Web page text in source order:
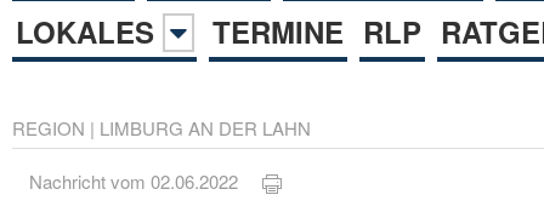
LOKALES
TERMINE RLP
REGION | LIMBURG AN DER LAHN
Nachricht vom 02.06.2022